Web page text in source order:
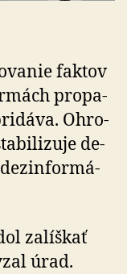
faktov
pro­pa­
Oh­ro­
de­
de­zin­for­má­
zalíškať
úrad.